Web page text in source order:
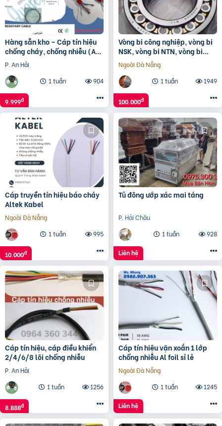
Hàng sẵn kho – Cáp tín hiệu
chống cháy, chống nhiễu (Al
Foil)
P. An Hải
1 tuần
904
9.999đ
Vòng bi công nghiệp, vòng bi
NSK, vòng bi NTN, vòng bi
KBC, Vòng bi NACHI
Ngoài Đà Nẵng
1 tuần
1949
100.000đ
Cáp truyền tín hiệu báo cháy
Altek Kabel
Ngoài Đà Nẵng
1 tuần
995
10.000đ
Tủ đông ướp xác mai táng
P. Hải Châu
1 tuần
928
Liên hệ
Cáp tín hiệu, cáp điều khiển
2/4/6/8 lõi chống nhiễu
P. An Hải
1 tuần
1256
8.888đ
Cáp tín hiệu vặn xoắn 1 lớp
chống nhiễu Al foil sỉ lẻ
Ngoài Đà Nẵng
1 tuần
1245
Liên hệ